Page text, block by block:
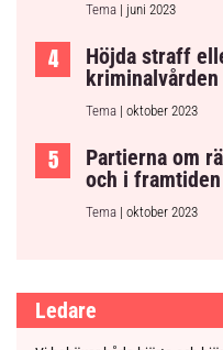
Tema | juni 2023
Höjda straff
kriminalvården
Tema | oktober 2023
Partierna om
och i framtiden
Tema | oktober 2023
Ledare